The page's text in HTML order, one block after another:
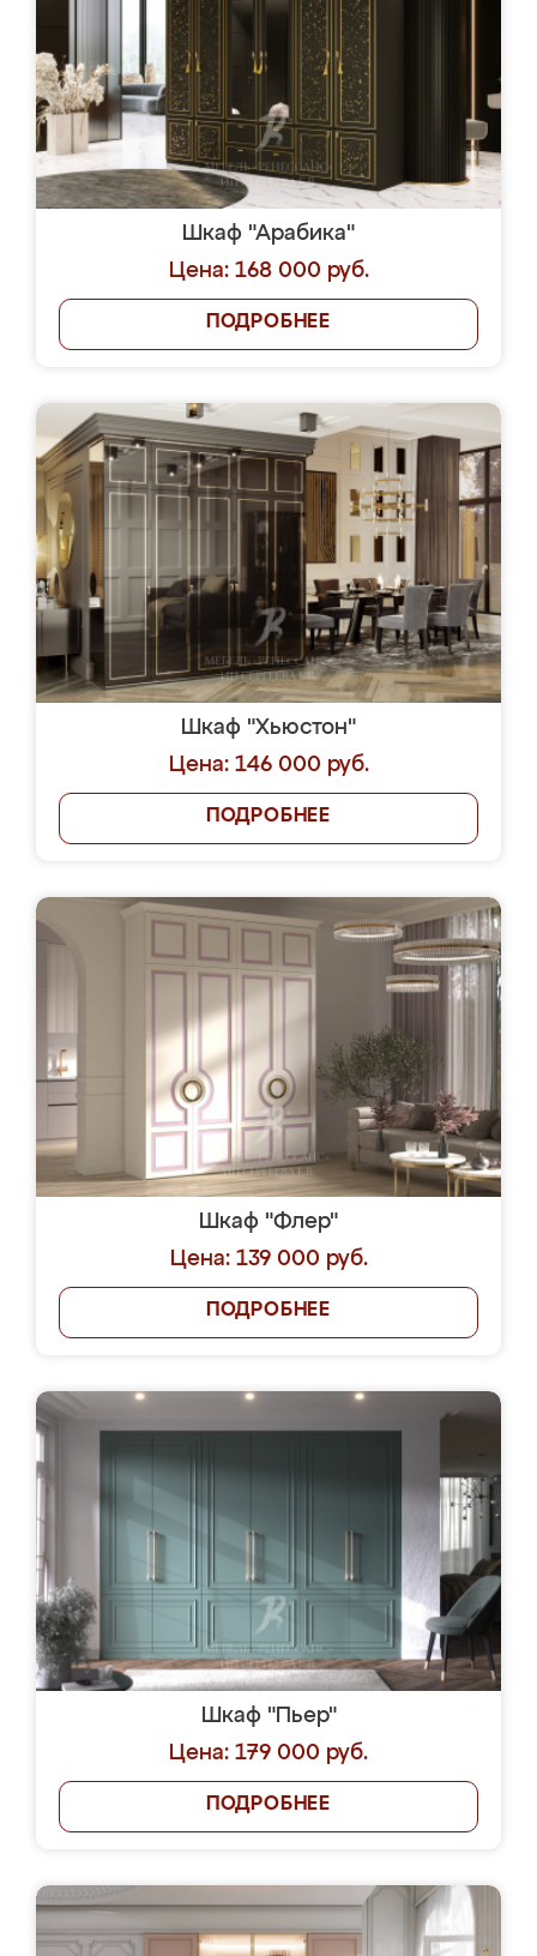
Шкаф "Арабика"
Цена: 168 000 руб.
ПОДРОБНЕЕ
Шкаф "Хьюстон"
Цена: 146 000 руб.
ПОДРОБНЕЕ
Шкаф "Флер"
Цена: 139 000 руб.
ПОДРОБНЕЕ
Шкаф "Пьер"
Цена: 179 000 руб.
ПОДРОБНЕЕ